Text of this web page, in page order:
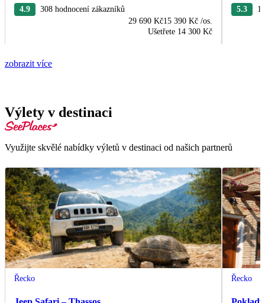
4.9
308 hodnocení zákazníků
29 690 Kč15 390 Kč /os.
Ušetřete 14 300 Kč
5.3
zobrazit více
Výlety v destinaci
Využijte skvělé nabídky výletů v destinaci od našich partnerů
Řecko Řecko